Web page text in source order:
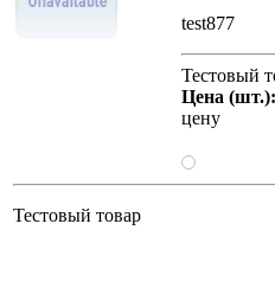
test877
Тестовый
Цена (шт.):
цену
Тестовый товар